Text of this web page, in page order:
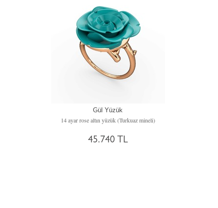
Gül Yüzük
14 ayar rose altın yüzük (Turkuaz mineli)
45.740 TL